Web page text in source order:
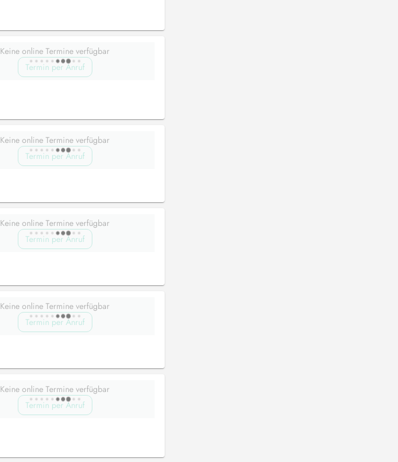
Keine online Termine verfügbar
Termin per Anruf
Keine online Termine verfügbar
Termin per Anruf
Keine online Termine verfügbar
Termin per Anruf
Keine online Termine verfügbar
Termin per Anruf
Keine online Termine verfügbar
Termin per Anruf